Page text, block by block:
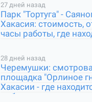
27 дней назад
Парк "Тортуга" -
Хакасия: стоимость,
часы работы, где
28 дней назад
Черемушки:
площадка "Орлиное
Хакасии - где
добраться